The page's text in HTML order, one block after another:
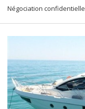
Négociation confidentielle